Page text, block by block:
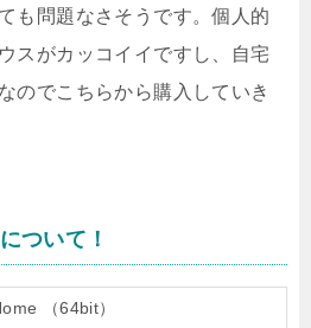
も問題なさそうです。個人的
スがカッコイイですし、自宅
のでこちらから購入していき
ついて！
（64bit）